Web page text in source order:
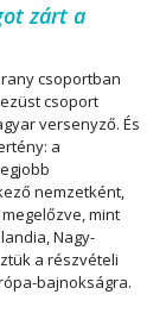
zárt a
csoportban
csoport
versenyző. És
a
nemzetként,
mint
Nagy-
a részvételi
bajnokságra.